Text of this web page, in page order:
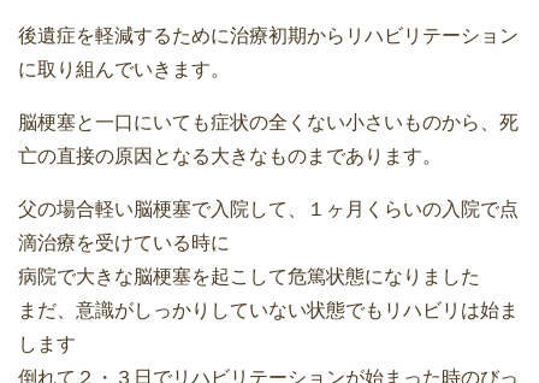
後遺症を軽減するために治療初期からリハビリテーション
に取り組んでいきます。
脳梗塞と一口にいても症状の全くない小さいものから、死
亡の直接の原因となる大きなものまであります。
父の場合軽い脳梗塞で入院して、１ヶ月くらいの入院で点
滴治療を受けている時に
病院で大きな脳梗塞を起こして危篤状態になりました
まだ、意識がしっかりしていない状態でもリハビリは始ま
します
倒れて２・３日でリハビリテーションが始まった時のびっ